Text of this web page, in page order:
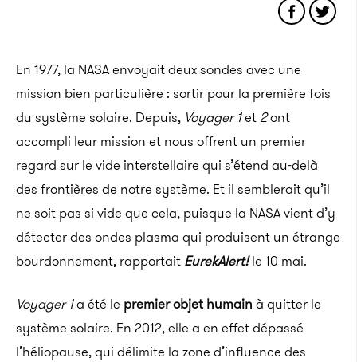
En 1977, la NASA envoyait deux sondes avec une
mission bien particulière : sortir pour la première fois
du système solaire. Depuis, Voyager 1et 2ont
accompli leur mission et nous offrent un premier
regard sur le vide interstellaire qui s’étend au-delà
des frontières de notre système. Et il semblerait qu’il
ne soit pas si vide que cela, puisque la NASA vient d’y
détecter des ondes plasma qui produisent un étrange
bourdonnement, rapportait EurekAlert!le 10 mai.
Voyager 1a été le premier objet humain à quitter le
système solaire. En 2012, elle a en effet dépassé
l’héliopause, qui délimite la zone d’influence des